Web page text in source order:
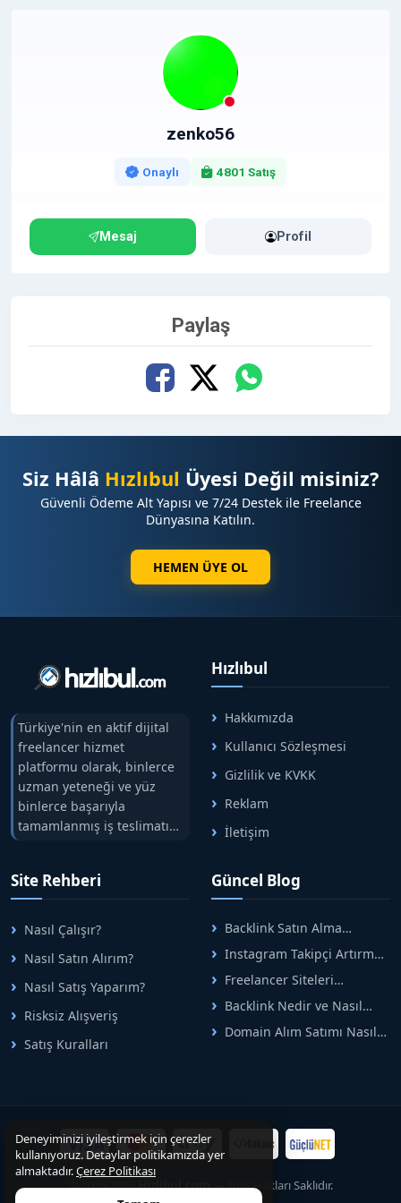
zenko56
Onaylı 4801 Satış
Mesaj Profil
Paylaş
Siz Hâlâ Hızlıbul Üyesi Değil misiniz?
Güvenli Ödeme Alt Yapısı ve 7/24 Destek ile Freelance
Dünyasına Katılın.
HEMEN ÜYE OL
Türkiye'nin en aktif dijital
freelancer hizmet
platformu olarak, binlerce
uzman yeteneği ve yüz
binlerce başarıyla
tamamlanmış iş teslimatını
tek çatıda buluşturuyoruz.
arasındaki süreci risksiz
alışveriş sistemi ile koruyan
ticaretin güvenli
adreslerinden birisidir.
Hızlıbul
Hakkımızda
Kullanıcı Sözleşmesi
Gizlilik ve KVKK
Reklam
İletişim
Site Rehberi
Nasıl Çalışır?
Nasıl Satın Alırım?
Nasıl Satış Yaparım?
Risksiz Alışveriş
Satış Kuralları
Güncel Blog
Backlink Satın Alma
Rehberi: Güvenli SEO İçin
Doğru Adımlar
Instagram Takipçi Artırma
Yöntemleri: Organik Büyüme
Rehberi
Freelancer Siteleri
Arasında Doğru Seçim Nasıl
Yapılır
Backlink Nedir ve Nasıl
Alınır? Etkili Yöntemler
Domain Alım Satımı Nasıl
© 2015-2026Hizlibul.com— Tüm Hakları Saklıdır.
Deneyiminizi iyileştirmek için çerezler
kullanıyoruz. Detaylar politikamızda yer
almaktadır.Çerez Politikası